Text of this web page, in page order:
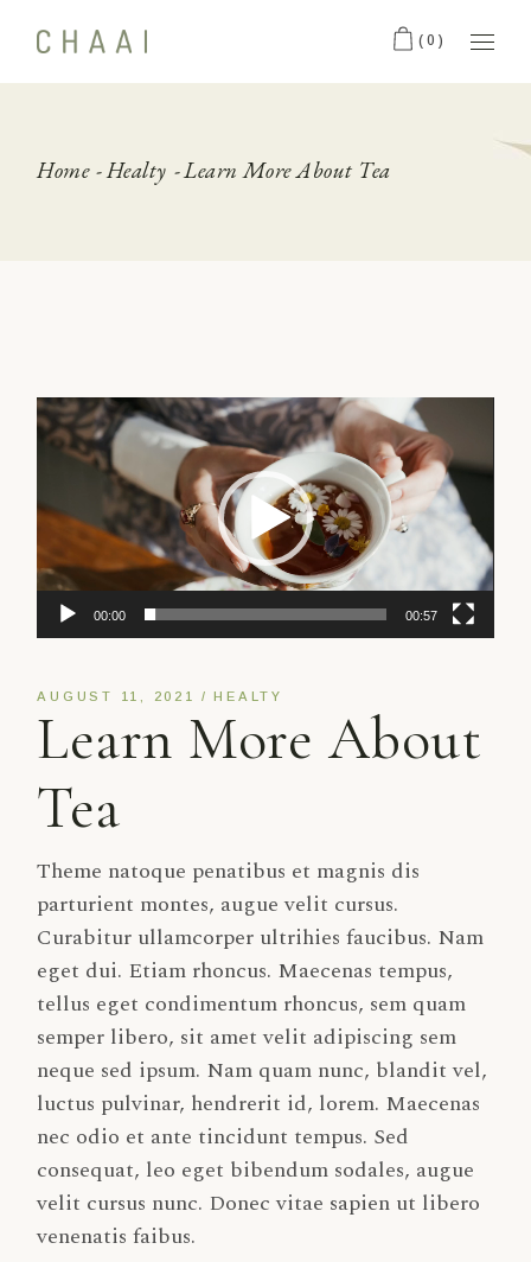
(0)
Home Healty Learn More About Tea
Video
Player
00:00 00:57
AUGUST 11, 2021 HEALTY
Learn More About
Tea
Theme natoque penatibus et magnis dis
parturient montes, augue velit cursus.
Curabitur ullamcorper ultrihies faucibus. Nam
eget dui. Etiam rhoncus. Maecenas tempus,
tellus eget condimentum rhoncus, sem quam
semper libero, sit amet velit adipiscing sem
neque sed ipsum. Nam quam nunc, blandit vel,
luctus pulvinar, hendrerit id, lorem. Maecenas
nec odio et ante tincidunt tempus. Sed
consequat, leo eget bibendum sodales, augue
velit cursus nunc. Donec vitae sapien ut libero
venenatis faibus.